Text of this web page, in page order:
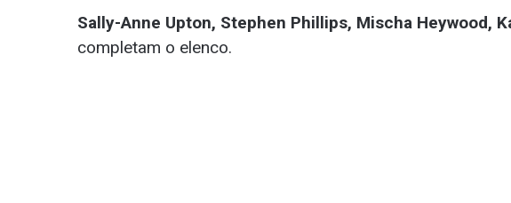
Sally-Anne Upton, Stephen Phillips, Mischa Heywood,
completam o elenco.